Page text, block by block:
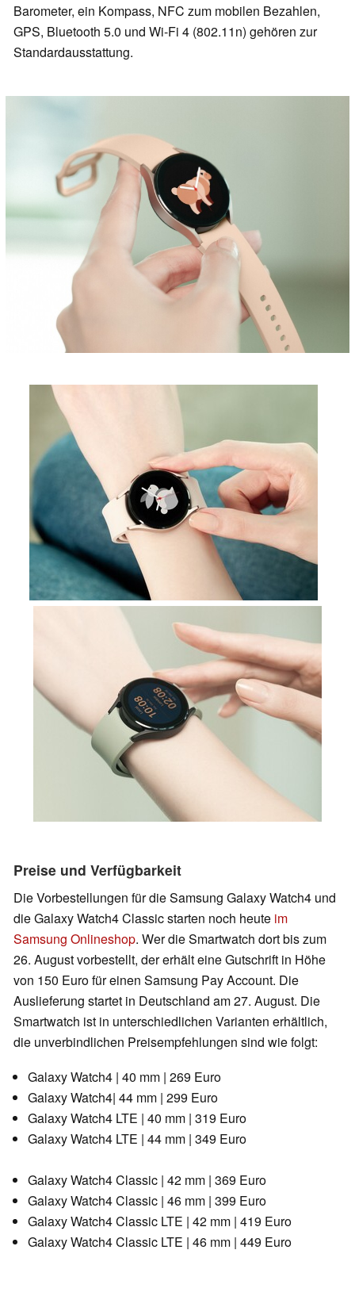
Barometer, ein Kompass, NFC zum mobilen Bezahlen,
GPS, Bluetooth 5.0 und Wi-Fi 4 (802.11n) gehören zur
Standardausstattung.
Preise und Verfügbarkeit
Die Vorbestellungen für die Samsung Galaxy Watch4 und
die Galaxy Watch4 Classic starten noch heute im
Samsung Onlineshop. Wer die Smartwatch dort bis zum
26. August vorbestellt, der erhält eine Gutschrift in Höhe
von 150 Euro für einen Samsung Pay Account. Die
Auslieferung startet in Deutschland am 27. August. Die
Smartwatch ist in unterschiedlichen Varianten erhältlich,
die unverbindlichen Preisempfehlungen sind wie folgt:
Galaxy Watch4 | 40 mm | 269 Euro
Galaxy Watch4| 44 mm | 299 Euro
Galaxy Watch4 LTE | 40 mm | 319 Euro
Galaxy Watch4 LTE | 44 mm | 349 Euro
Galaxy Watch4 Classic | 42 mm | 369 Euro
Galaxy Watch4 Classic | 46 mm | 399 Euro
Galaxy Watch4 Classic LTE | 42 mm | 419 Euro
Galaxy Watch4 Classic LTE | 46 mm | 449 Euro